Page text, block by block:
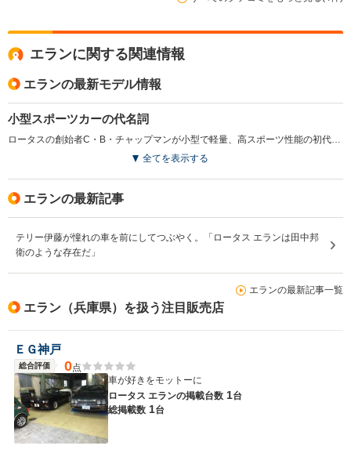
エランに関する関連情報
エランの最新モデル情報
小型スポーツカーの代名詞
全てを表示する
エランの最新記事
テリー伊藤が憧れの車を前にしてつぶやく。「ロータス エランは田中邦
衛のような存在だ」
エランの最新記事一覧
エラン（兵庫県）を扱う注目販売店
ＥＧ神戸
総合評価 0点
車が好きをモットーに
ロータス エランの掲載台数 1台
総掲載数 1台